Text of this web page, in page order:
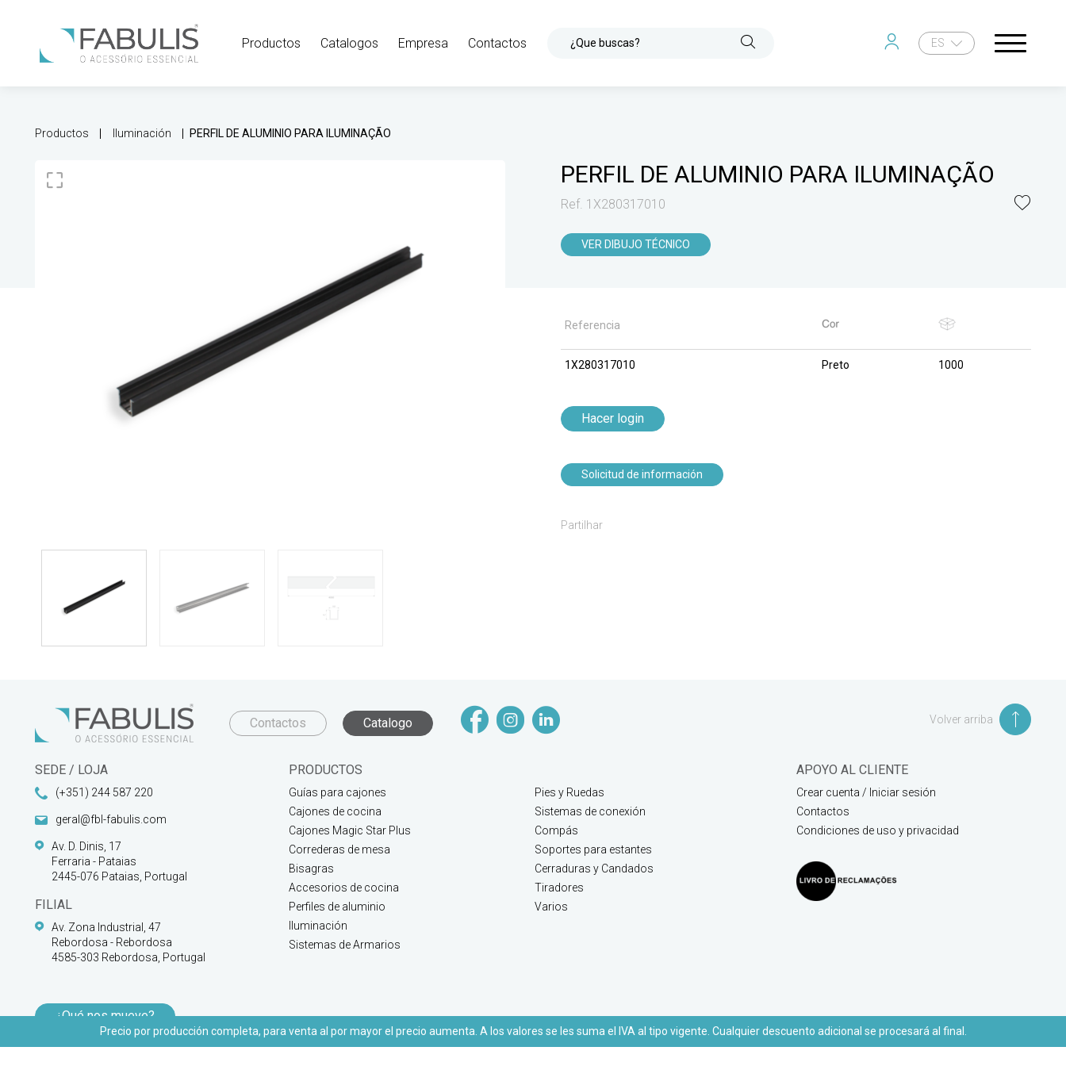
Productos Catalogos Empresa Contactos ¿Que buscas? ES
Productos Iluminación PERFIL DE ALUMINIO PARA ILUMINAÇÃO
PERFIL DE ALUMINIO PARA ILUMINAÇÃO
Ref. 1X280317010
VER DIBUJO TÉCNICO
Referencia
1X280317010 Preto 1000
Hacer login
Solicitud de información
Partilhar
Contactos Catalogo Volver arriba
SEDE / LOJA
(+351) 244 587 220
geral@fbl-fabulis.com
Av. D. Dinis, 17
Ferraria - Pataias
2445-076 Pataias, Portugal
FILIAL
Av. Zona Industrial, 47
Rebordosa - Rebordosa
4585-303 Rebordosa, Portugal
¿Qué nos mueve?
PRODUCTOS
Guías para cajones
Cajones de cocina
Cajones Magic Star Plus
Correderas de mesa
Bisagras
Accesorios de cocina
Perfiles de aluminio
Iluminación
Sistemas de Armarios
Pies y Ruedas
Sistemas de conexión
Compás
Soportes para estantes
Cerraduras y Candados
Tiradores
Varios
APOYO AL CLIENTE
Crear cuenta / Iniciar sesión
Contactos
Condiciones de uso y privacidad
Precio por producción completa, para venta al por mayor el precio aumenta. A los valores se les suma el IVA al tipo vigente. Cualquier descuento adicional se procesará al final.